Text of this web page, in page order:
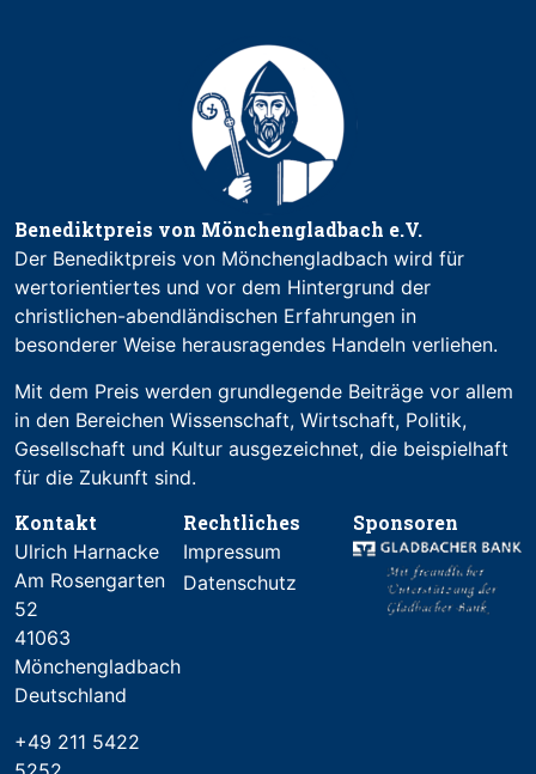
Benediktpreis von Mönchengladbach e.V.
Der Benediktpreis von Mönchengladbach wird für
wertorientiertes und vor dem Hintergrund der
christlichen-abendländischen Erfahrungen in
besonderer Weise herausragendes Handeln verliehen.
Mit dem Preis werden grundlegende Beiträge vor allem
in den Bereichen Wissenschaft, Wirtschaft, Politik,
Gesellschaft und Kultur ausgezeichnet, die beispielhaft
für die Zukunft sind.
Kontakt
Ulrich Harnacke
Am Rosengarten
52
41063
Mönchengladbach
Deutschland
+49 211 5422
Rechtliches
Impressum
Datenschutz
Sponsoren